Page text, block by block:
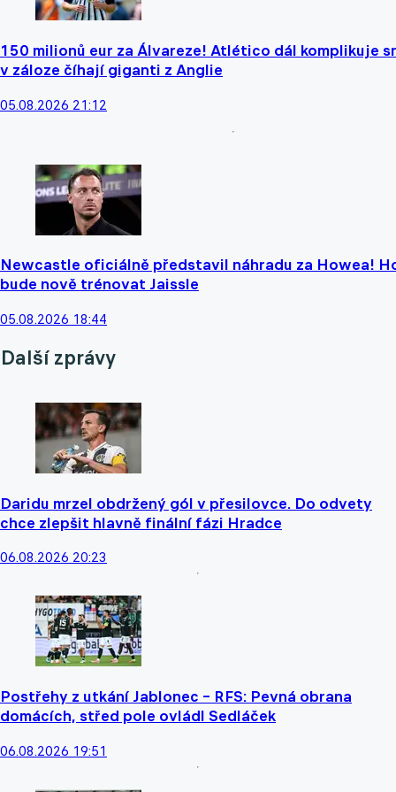
150 milionů eur za Álvareze! Atlético dál komplikuje
v záloze číhají giganti z Anglie
05.08.2026 21:12
Newcastle oficiálně představil náhradu za Howea!
bude nově trénovat Jaissle
05.08.2026 18:44
Další zprávy
Daridu mrzel obdržený gól v přesilovce. Do odvety
chce zlepšit hlavně finální fázi Hradce
06.08.2026 20:23
Postřehy z utkání Jablonec – RFS: Pevná obrana
domácích, střed pole ovládl Sedláček
06.08.2026 19:51